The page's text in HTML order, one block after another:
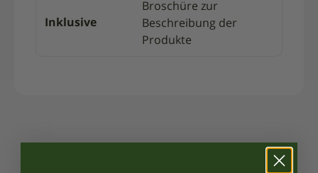
Inklusive
Broschüre zur
Beschreibung der
Produkte